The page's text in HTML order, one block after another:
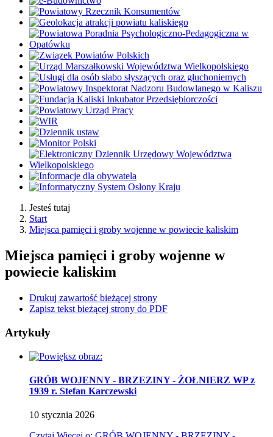
Jesteś tutaj
Start
Miejsca pamięci i groby wojenne w powiecie kaliskim
Miejsca pamięci i groby wojenne w
powiecie kaliskim
Drukuj zawartość bieżącej strony
Zapisz tekst bieżącej strony do PDF
Artykuły
GRÓB WOJENNY - BRZEZINY - ŻOŁNIERZ WP z
1939 r. Stefan Karczewski
10 stycznia 2026